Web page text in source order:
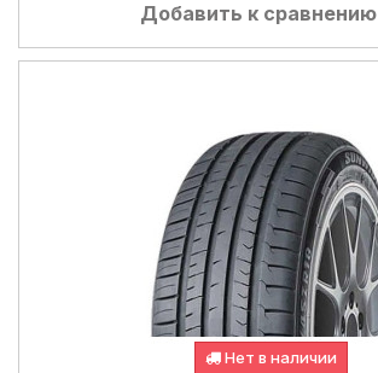
Добавить к сравнению
Нет в наличии